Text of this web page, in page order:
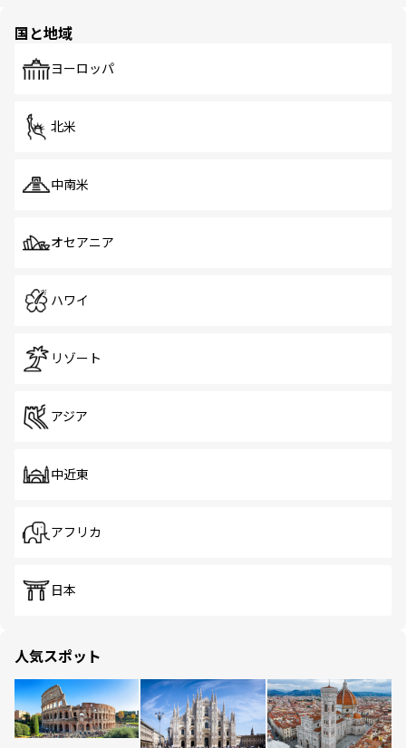
で、ホーカーズは地元の風情を楽しめる外せないスポット
国と地域
ヨーロッパ
北米
中南米
オセアニア
ハワイ
リゾート
アジア
中近東
アフリカ
日本
人気スポット